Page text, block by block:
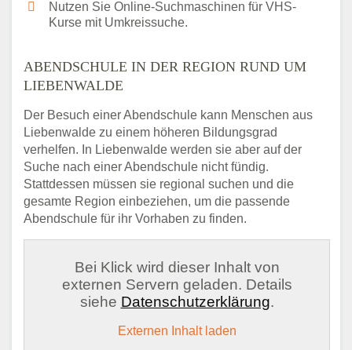
Nutzen Sie Online-Suchmaschinen für VHS-
Kurse mit Umkreissuche.
ABENDSCHULE IN DER REGION RUND UM
LIEBENWALDE
Der Besuch einer Abendschule kann Menschen aus
Liebenwalde zu einem höheren Bildungsgrad
verhelfen. In Liebenwalde werden sie aber auf der
Suche nach einer Abendschule nicht fündig.
Stattdessen müssen sie regional suchen und die
gesamte Region einbeziehen, um die passende
Abendschule für ihr Vorhaben zu finden.
Bei Klick wird dieser Inhalt von
externen Servern geladen. Details
siehe Datenschutzerklärung.
Externen Inhalt laden